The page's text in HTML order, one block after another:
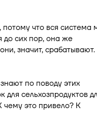
что вся система
до сих пор, она же
значит,
по поводу этих
сельхозпродуктов
чему это привело? К